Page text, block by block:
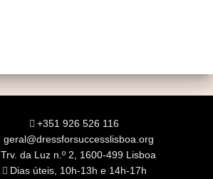
+351 926 526 116
geral@dressforsuccesslisboa.org
Trv. da Luz n.º 2, 1600-499 Lisboa
Dias úteis, 10h-13h e 14h-17h